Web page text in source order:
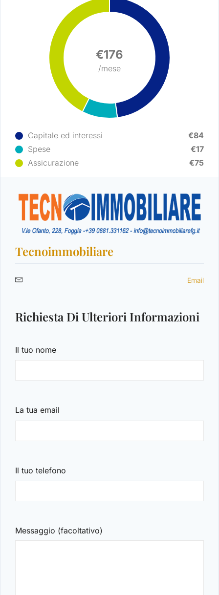
€176
/mese
Capitale ed interessi
€84
Spese
€17
Assicurazione
€75
Tecnoimmobiliare
Email
Richiesta Di Ulteriori Informazioni
Il tuo nome
La tua email
Il tuo telefono
Messaggio (facoltativo)
Log in
Non hai un account?